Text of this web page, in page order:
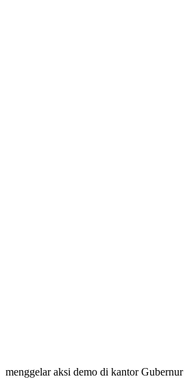
menggelar aksi demo di kantor Gubernur